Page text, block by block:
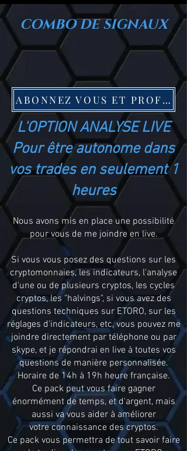
COMBO DE SIGNAUX
ABONNEZ VOUS ET PROFITEZ DE L OFFRE CRYPTO FAMILLY
L'OPTION ANALYSE LIVE
Pour être autonome dans
vos trades en seulement 1
heures
Nous avons mis en place une possibilité
pour vous de me joindre en live.
Si vous vous posez des questions sur les
cryptomonnaies, les indicateurs, l'analyse
d'une ou de plusieurs cryptos, les cycles
cryptos, les "halvings", si vous avez des
questions techniques sur ETORO, sur les
réglages d'indicateurs, etc, vous pouvez me
joindre directement par téléphone ou par
skype, et je répondrai en live à toutes vos
questions de manière personnalisée.
Horaire de 14h à 19h heure française.
Ce pack peut vous faire gagner
énormément de temps, et d'argent, mais
aussi va vous aider à améliorer
votre connaissance des cryptos.
Ce pack vous permettra de tout savoir faire